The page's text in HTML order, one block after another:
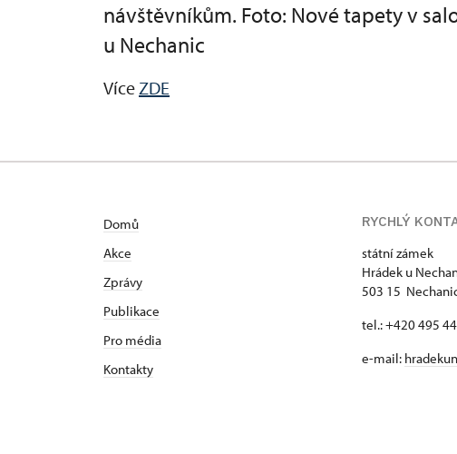
návštěvníkům. Foto: Nové tapety v
u Nechanic
VíceZDE
Domů
Akce
Zprávy
Publikace
Pro média
Kontakty
RYCHLÝ
státní zámek
Hrádek u
503 15
tel.: +420 495
e-mail: